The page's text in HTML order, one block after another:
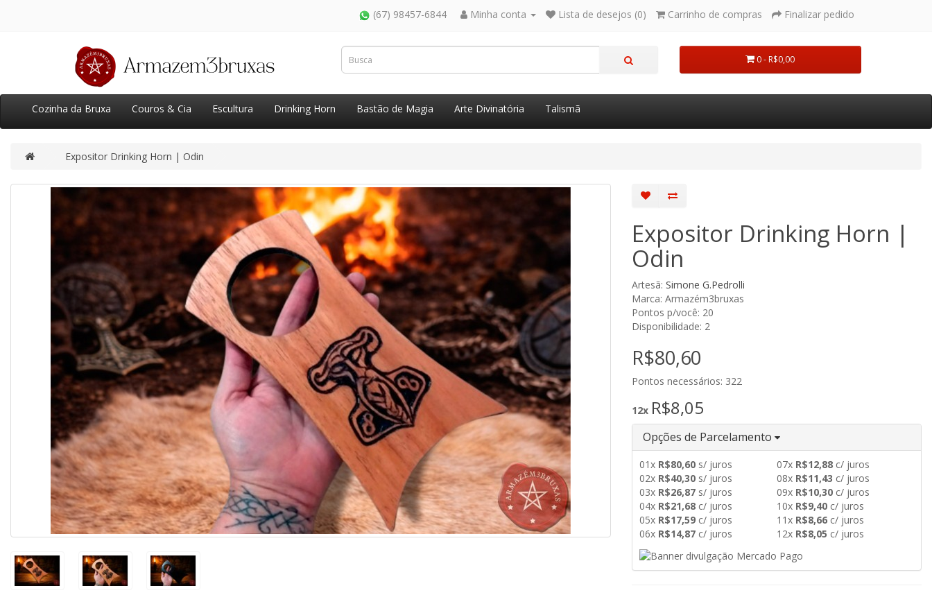
(67) 98457-6844 Minha conta Lista de desejos (0) Carrinho de compras Finalizar pedido
0 - R$0,00
Cozinha da Bruxa Couros & Cia Escultura Drinking Horn Bastão de Magia Arte Divinatória Talismã
Expositor Drinking Horn | Odin
Expositor Drinking Horn |
Odin
Artesã: Simone G.Pedrolli
Marca: Armazém3bruxas
Pontos p/você: 20
Disponibilidade: 2
R$80,60
Pontos necessários: 322
12x R$8,05
Opções de Parcelamento
01x R$80,60 s/ juros
02x R$40,30 s/ juros
03x R$26,87 s/ juros
04x R$21,68 c/ juros
05x R$17,59 c/ juros
06x R$14,87 c/ juros
07x R$12,88 c/ juros
08x R$11,43 c/ juros
09x R$10,30 c/ juros
10x R$9,40 c/ juros
11x R$8,66 c/ juros
12x R$8,05 c/ juros